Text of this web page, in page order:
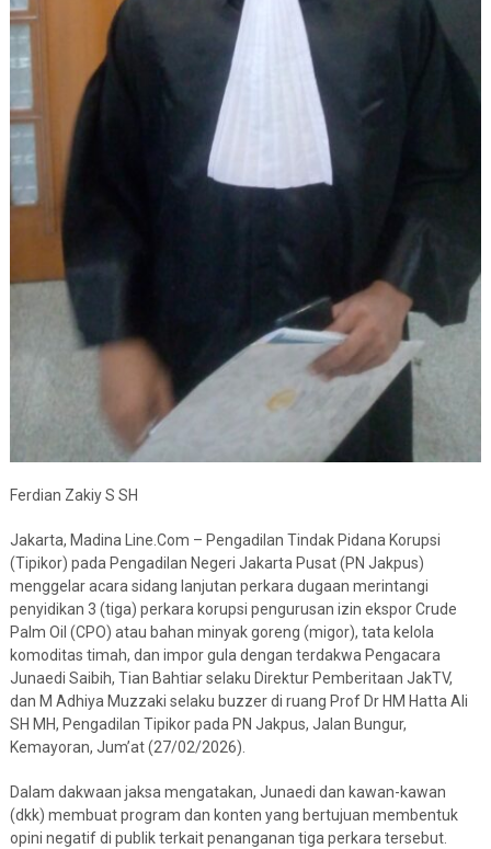
Ferdian Zakiy S SH
Jakarta, Madina Line.Com – Pengadilan Tindak Pidana Korupsi
(Tipikor) pada Pengadilan Negeri Jakarta Pusat (PN Jakpus)
menggelar acara sidang lanjutan perkara dugaan merintangi
penyidikan 3 (tiga) perkara korupsi pengurusan izin ekspor Crude
Palm Oil (CPO) atau bahan minyak goreng (migor), tata kelola
komoditas timah, dan impor gula dengan terdakwa Pengacara
Junaedi Saibih, Tian Bahtiar selaku Direktur Pemberitaan JakTV,
dan M Adhiya Muzzaki selaku buzzer di ruang Prof Dr HM Hatta Ali
SH MH, Pengadilan Tipikor pada PN Jakpus, Jalan Bungur,
Kemayoran, Jum’at (27/02/2026).
Dalam dakwaan jaksa mengatakan, Junaedi dan kawan-kawan
(dkk) membuat program dan konten yang bertujuan membentuk
opini negatif di publik terkait penanganan tiga perkara tersebut.